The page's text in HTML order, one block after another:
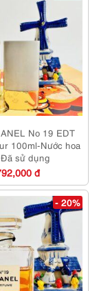
No 19 EDT
100ml-Nước hoa
sử dụng
đ
- 20%